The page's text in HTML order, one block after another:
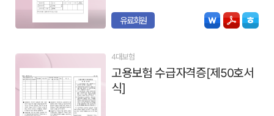
유료회원
4대보험
고용보험 수급자격증[제50호서
식]